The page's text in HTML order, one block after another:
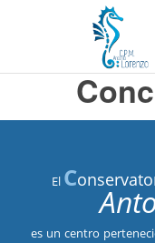
El C
es un centro